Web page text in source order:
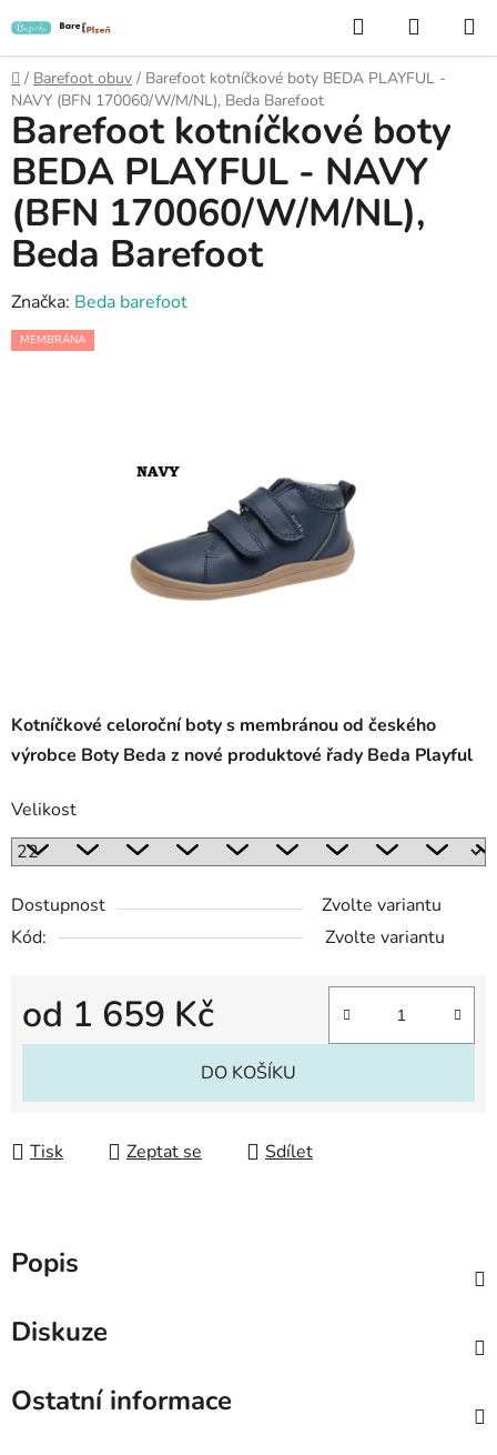
na
obsah
Hledat
KOŠÍK
Domů
/ Barefoot obuv / Barefoot kotníčkové boty BEDA PLAYFUL -
NAVY (BFN 170060/W/M/NL), Beda Barefoot
Kotníčkové celoroční boty s membránou od českého
výrobce Boty Beda z nové produktové řady Beda Playful
Velikost
Dostupnost
Zvolte variantu
Kód:
Zvolte variantu
od 1 659 Kč
Měrná cena:
DO KOŠÍKU
Tisk Zeptat se Sdílet
Barefoot kotníčkové boty
BEDA PLAYFUL - NAVY
(BFN 170060/W/M/NL),
Beda Barefoot
Značka: Beda barefoot
MEMBRÁNA
Popis
Diskuze
Ostatní informace